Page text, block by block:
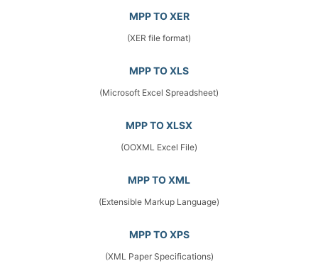
MPP TO XER
(XER file format)
MPP TO XLS
(Microsoft Excel Spreadsheet)
MPP TO XLSX
(OOXML Excel File)
MPP TO XML
(Extensible Markup Language)
MPP TO XPS
(XML Paper Specifications)